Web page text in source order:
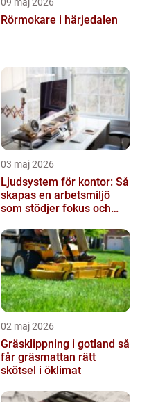
Rörmokare i härjedalen
03 maj 2026
Ljudsystem för kontor: Så
skapas en arbetsmiljö
som stödjer fokus och
02 maj 2026
Gräsklippning i gotland så
får gräsmattan rätt
skötsel i öklimat